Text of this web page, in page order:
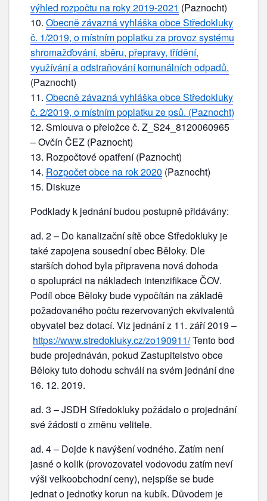
výhled rozpočtu na roky 2019-2021 (Paznocht)
Obecně závazná vyhláška obce Středokluky
č. 1/2019, o místním poplatku za provoz systému
shromažďování, sběru, přepravy, třídění,
využívání a odstraňování komunálních odpadů.
(Paznocht)
Obecně závazná vyhláška obce Středokluky
č. 2/2019, o místním poplatku ze psů. (Paznocht)
Smlouva o přeložce č. Z_S24_8120060965
– Ovčín ČEZ (Paznocht)
Rozpočtové opatření (Paznocht)
Rozpočet obce na rok 2020 (Paznocht)
Diskuze
Podklady k jednání budou postupně přidávány:
ad. 2 – Do kanalizační sítě obce Středokluky je
také zapojena sousední obec Běloky. Dle
starších dohod byla připravena nová dohoda
o spolupráci na nákladech intenzifikace ČOV.
Podíl obce Běloky bude vypočítán na základě
požadovaného počtu rezervovaných ekvivalentů
obyvatel bez dotací. Viz jednání z 11. září 2019 –
https://www.stredokluky.cz/zo190911/Tento bod
bude projednáván, pokud Zastupitelstvo obce
Běloky tuto dohodu schválí na svém jednání dne
16. 12. 2019.
ad. 3 – JSDH Středokluky požádalo o projednání
své žádosti o změnu velitele.
ad. 4 – Dojde k navýšení vodného. Zatím není
jasné o kolik (provozovatel vodovodu zatím neví
výši velkoobchodní ceny), nejspíše se bude
jednat o jednotky korun na kubík. Důvodem je